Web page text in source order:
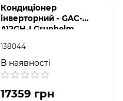
Кондиціонер
інверторний - GAC-
A12GH-I Grunhelm
138044
В наявності
17359 грн